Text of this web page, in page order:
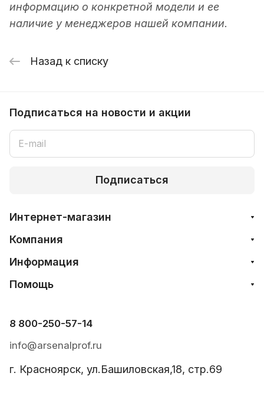
информацию о конкретной модели и ее
наличие у менеджеров нашей компании.
Назад к списку
Подписаться на новости и акции
Подписаться
Интернет-магазин
Компания
Информация
Помощь
8 800-250-57-14
info@arsenalprof.ru
г. Красноярск, ул.Башиловская,18, стр.69